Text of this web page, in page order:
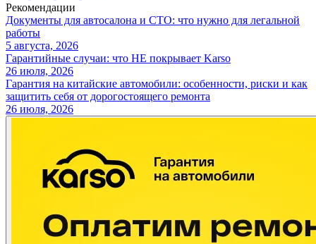
Рекомендации
Документы для автосалона и СТО: что нужно для легальной
работы
5 августа, 2026
Гарантийные случаи: что НЕ покрывает Karso
26 июля, 2026
Гарантия на китайские автомобили: особенности, риски и как
защитить себя от дорогостоящего ремонта
26 июля, 2026